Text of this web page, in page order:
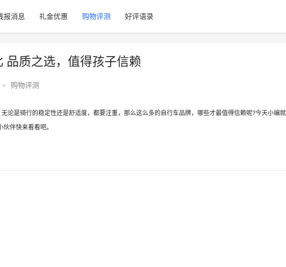
报消息 礼金优惠 购物评测 好评语录
品质之选，值得孩子信赖
• 购物评测
论是骑行的稳定性还是舒适度，都要注重，那么这么多的自行车品牌，哪些才最值得信赖呢?今天小编
伴快来看看吧。